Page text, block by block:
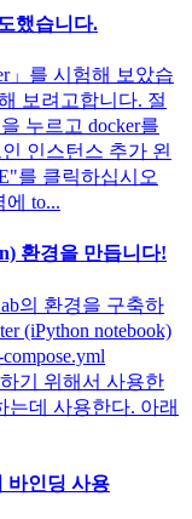
했습니다.
」를 시험해 보았습
보려고합니다. 절
누르고 docker를
인스턴스 추가 왼
를 클릭하십시오
에 to...
환경을 만듭니다!
의 환경을 구축하
(iPython notebook)
기 위해서 사용한
는데 사용한다. 아래
바인딩 사용